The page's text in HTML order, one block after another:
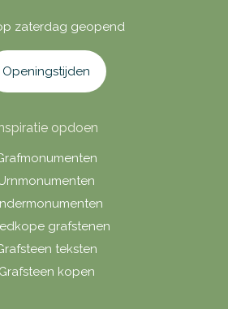
zaterdag geopend
Openingstijden
opdoen
grafstenen
teksten
Grafsteen kopen